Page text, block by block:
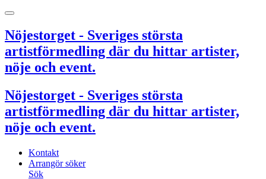
Nöjestorget - Sveriges största
artistförmedling där du hittar artister,
nöje och event.
Nöjestorget - Sveriges största
artistförmedling där du hittar artister,
nöje och event.
Kontakt
Arrangör söker
Sök